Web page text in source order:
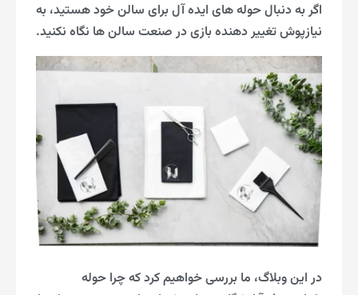
اگر به دنبال حوله های ایده آل برای سالن خود هستید، به
نیازپوش تغییر دهنده بازی در صنعت سالن ها نگاه نکنید.
در این وبلاگ، ما بررسی خواهیم کرد که چرا حوله